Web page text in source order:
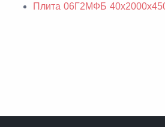
Плита 06Г2МФБ